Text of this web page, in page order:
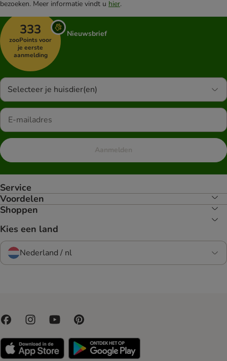
bezoeken. Meer informatie vindt u hier.
333
zooPoints voor
je eerste
aanmelding
Nieuwsbrief
Selecteer je huisdier(en)
Aanmelden
Service
Voordelen
Shoppen
Kies een land
Nederland / nl